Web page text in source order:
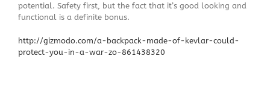
potential. Safety first, but the fact that it’s good looking and
functional is a definite bonus.
http://gizmodo.com/a-backpack-made-of-kevlar-could-
protect-you-in-a-war-zo-861438320